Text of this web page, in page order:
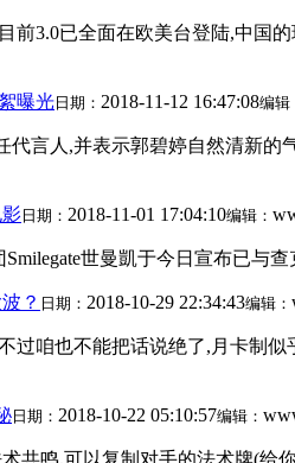
前3.0已全面在欧美台登陆,中
曝光日期： 2018-11-12 16:47:08编辑
代言人,并表示郭碧婷自然清新
日期： 2018-11-01 17:04:10编辑：
世曼凱于今日宣布已
？ 日期： 2018-10-29 22:34:43编辑：
过咱也不能把话说绝了,月卡制
日期： 2018-10-22 05:10:57编辑：
鸣,可以复制对手的法术牌(给